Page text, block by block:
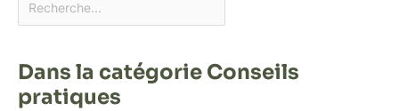
Dans la catégorie Conseils
pratiques